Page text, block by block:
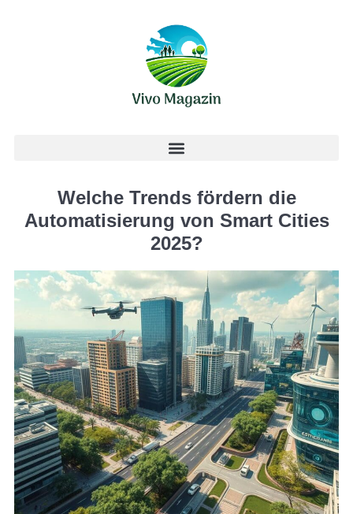
Welche Trends fördern die
Automatisierung von Smart Cities
2025?